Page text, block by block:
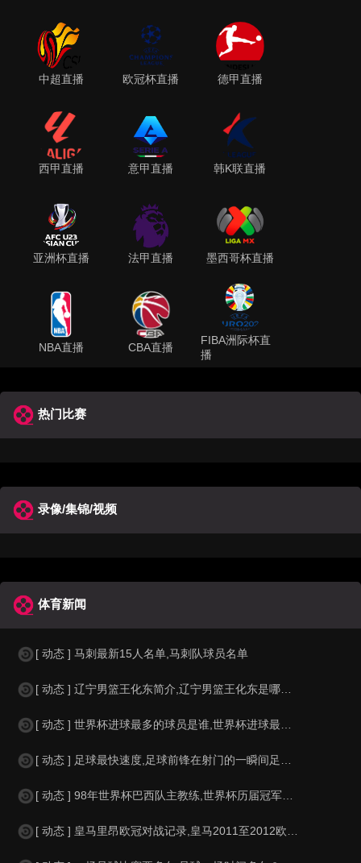
中超直播 欧冠杯直播 德甲直播
西甲直播 意甲直播 韩K联直播
亚洲杯直播 法甲直播 墨西哥杯直播
NBA直播 CBA直播
FIBA洲际杯直
播
热门比赛
录像/集锦/视频
体育新闻
[ 动态 ] 马刺最新15人名单,马刺队球员名单
[ 动态 ] 辽宁男篮王化东简介,辽宁男篮王化东是哪里人？
[ 动态 ] 世界杯进球最多的球员是谁,世界杯进球最多的球员是谁？
[ 动态 ] 足球最快速度,足球前锋在射门的一瞬间足球的速度有多快？？
[ 动态 ] 98年世界杯巴西队主教练,世界杯历届冠军球队教练
[ 动态 ] 皇马里昂欧冠对战记录,皇马2011至2012欧冠赛程&nbs